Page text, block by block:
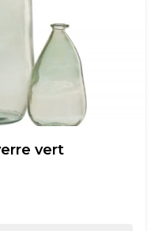
vert